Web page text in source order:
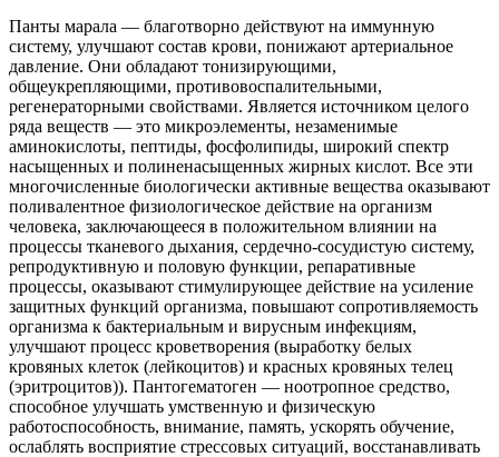
Панты марала — благотворно действуют на иммунную
систему, улучшают состав крови, понижают артериальное
давление. Они обладают тонизирующими,
общеукрепляющими, противовоспалительными,
регенераторными свойствами. Является источником целого
ряда веществ — это микроэлементы, незаменимые
аминокислоты, пептиды, фосфолипиды, широкий спектр
насыщенных и полиненасыщенных жирных кислот. Все эти
многочисленные биологически активные вещества оказывают
поливалентное физиологическое действие на организм
человека, заключающееся в положительном влиянии на
процессы тканевого дыхания, сердечно-сосудистую систему,
репродуктивную и половую функции, репаративные
процессы, оказывают стимулирующее действие на усиление
защитных функций организма, повышают сопротивляемость
организма к бактериальным и вирусным инфекциям,
улучшают процесс кроветворения (выработку белых
кровяных клеток (лейкоцитов) и красных кровяных телец
(эритроцитов)). Пантогематоген — ноотропное средство,
способное улучшать умственную и физическую
работоспособность, внимание, память, ускорять обучение,
ослаблять восприятие стрессовых ситуаций, восстанавливать